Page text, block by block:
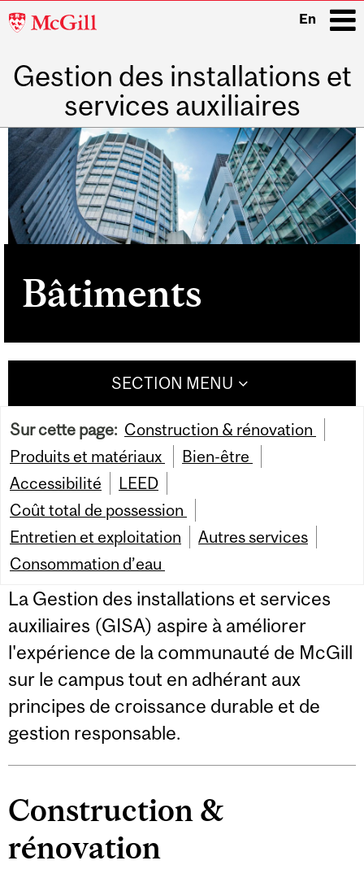
McGill
En
Gestion des installations et
services auxiliaires
Main
navigation
Bâtiments
SECTION MENU
Sur cette page: Construction & rénovation
Produits et matériaux
Bien-être
Accessibilité
LEED
Coût total de possession
Entretien et exploitation
Autres services
Consommation d’eau
La Gestion des installations et services
auxiliaires (GISA) aspire à améliorer
l'expérience de la communauté de McGill
sur le campus tout en adhérant aux
principes de croissance durable et de
gestion responsable.
Construction &
rénovation